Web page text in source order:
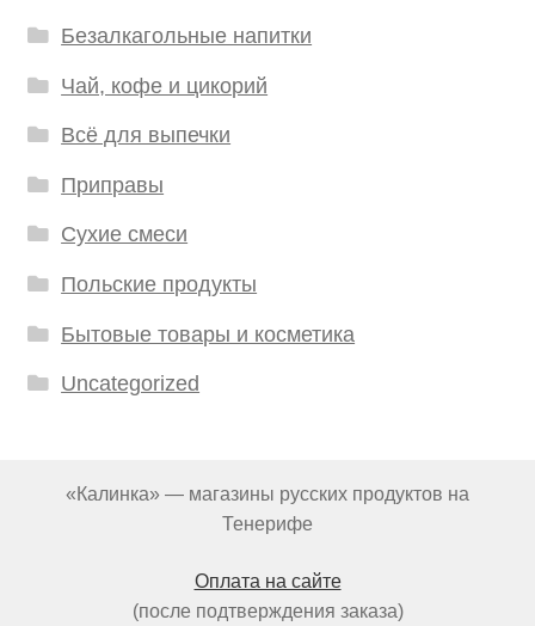
Безалкагольные напитки
Чай, кофе и цикорий
Всё для выпечки
Приправы
Сухие смеси
Польские продукты
Бытовые товары и косметика
Uncategorized
«Калинка» — магазины русских продуктов на
Тенерифе
Оплата на сайте
(после подтверждения заказа)